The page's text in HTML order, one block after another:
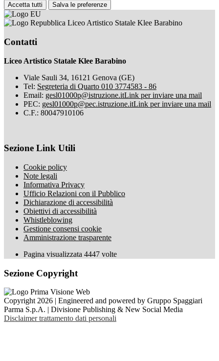
Accetta tutti Salva le preferenze
Liceo Artistico Statale Klee Barabino
Contatti
Liceo Artistico Statale Klee Barabino
Viale Sauli 34, 16121 Genova (GE)
Tel: Segreteria di Quarto 010 3774583 - 86
Email: gesl01000p@istruzione.itLink per inviare una mail
PEC: gesl01000p@pec.istruzione.itLink per inviare una mail
C.F.: 80047910106
Sezione Link Utili
Cookie policy
Note legali
Informativa Privacy
Ufficio Relazioni con il Pubblico
Dichiarazione di accessibilità
Obiettivi di accessibilità
Whistleblowing
Gestione consensi cookie
Amministrazione trasparente
Pagina visualizzata 4447 volte
Sezione Copyright
Copyright 2026 | Engineered and powered by Gruppo Spaggiari
Parma S.p.A. | Divisione Publishing & New Social Media
Disclaimer trattamento dati personali